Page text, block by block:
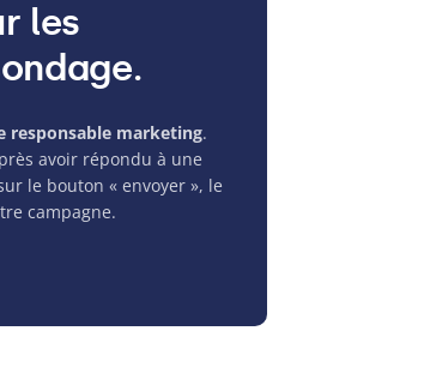
les
responsable marketing.
avoir répondu à une
le bouton « envoyer », le
campagne.